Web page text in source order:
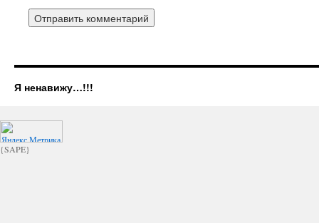
Я ненавижу…!!!
{SAPE}